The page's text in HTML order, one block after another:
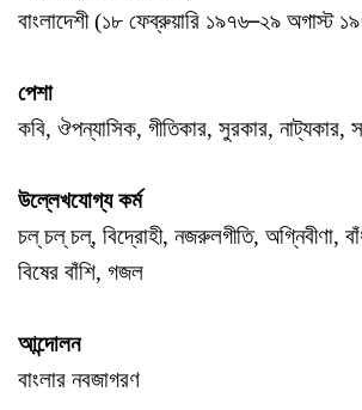
বাংলাদেশী (১৮ ফেব্রুয়ারি ১৯৭৬–২৯ অগাস্ট
পেশা
কবি, ঔপন্যাসিক, গীতিকার, সুরকার, নাট্যকার,
উল্লেখযোগ্য কর্ম
চল্‌ চল্‌ চল্‌, বিদ্রোহী, নজরুলগীতি, অগ্নিবীণা,
বিষের বাঁশি, গজল
আন্দোলন
বাংলার নবজাগরণ